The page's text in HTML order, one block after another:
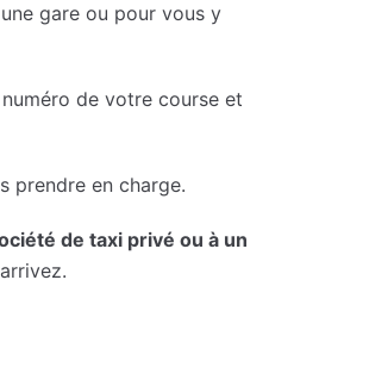
gare ou pour vous y
de votre course et
prendre en charge.
de taxi privé ou à un